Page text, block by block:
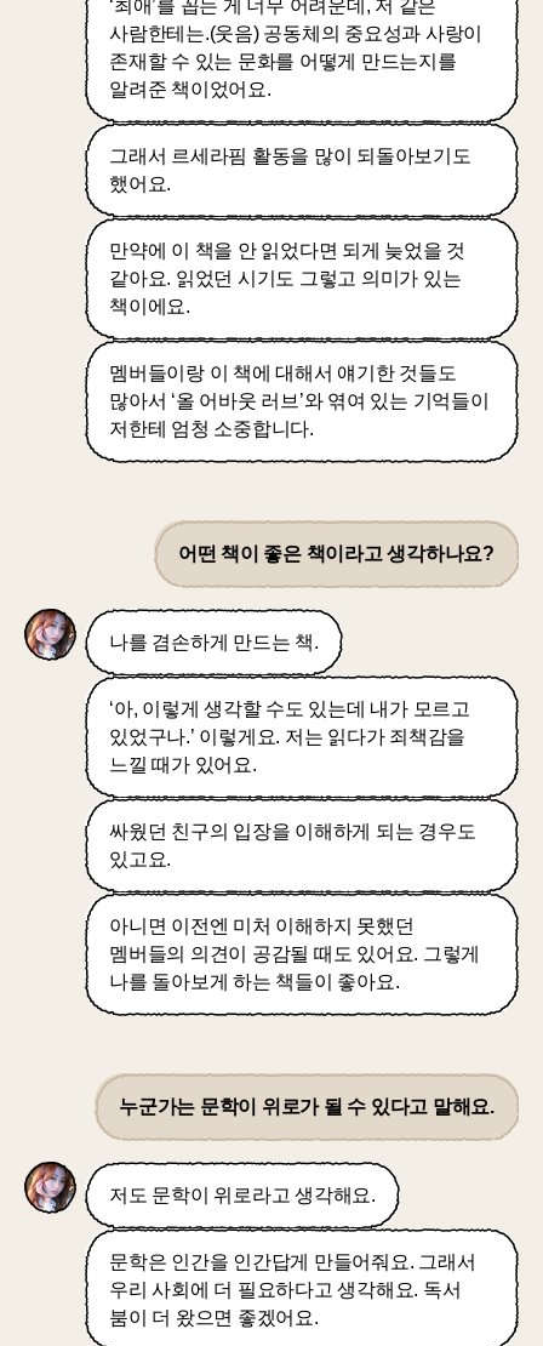
‘최애’를 꼽는 게 너무 어려운데, 저 같은
사람한테는.(웃음) 공동체의 중요성과 사랑이
존재할 수 있는 문화를 어떻게 만드는지를
알려준 책이었어요.
그래서 르세라핌 활동을 많이 되돌아보기도
했어요.
만약에 이 책을 안 읽었다면 되게 늦었을 것
같아요. 읽었던 시기도 그렇고 의미가 있는
책이에요.
멤버들이랑 이 책에 대해서 얘기한 것들도
많아서 ‘올 어바웃 러브’와 엮여 있는 기억들이
저한테 엄청 소중합니다.
어떤 책이 좋은 책이라고 생각하나요?
나를 겸손하게 만드는 책.
‘아, 이렇게 생각할 수도 있는데 내가 모르고
있었구나.’ 이렇게요. 저는 읽다가 죄책감을
느낄 때가 있어요.
싸웠던 친구의 입장을 이해하게 되는 경우도
있고요.
아니면 이전엔 미처 이해하지 못했던
멤버들의 의견이 공감될 때도 있어요. 그렇게
나를 돌아보게 하는 책들이 좋아요.
누군가는 문학이 위로가 될 수 있다고 말해요.
저도 문학이 위로라고 생각해요.
문학은 인간을 인간답게 만들어줘요. 그래서
우리 사회에 더 필요하다고 생각해요. 독서
붐이 더 왔으면 좋겠어요.